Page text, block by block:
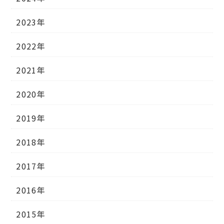
2023年
2022年
2021年
2020年
2019年
2018年
2017年
2016年
2015年